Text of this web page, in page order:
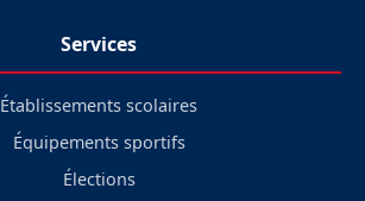
Services
Établissements scolaires
Équipements sportifs
Élections